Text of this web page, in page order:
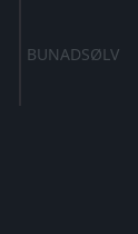
BUNADSØLV